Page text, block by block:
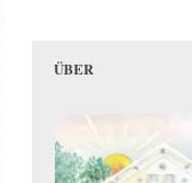
ÜBER